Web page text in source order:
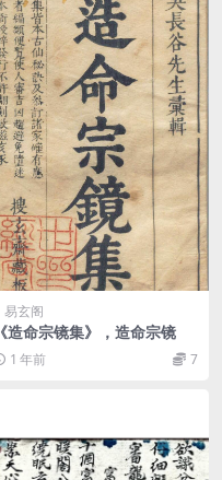
易玄阁
《造命宗镜集》，造命宗镜
1 年前 7